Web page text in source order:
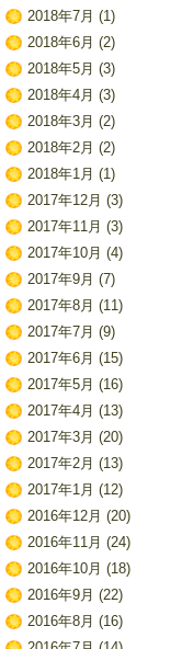
2018年7月 (1)
2018年6月 (2)
2018年5月 (3)
2018年4月 (3)
2018年3月 (2)
2018年2月 (2)
2018年1月 (1)
2017年12月 (3)
2017年11月 (3)
2017年10月 (4)
2017年9月 (7)
2017年8月 (11)
2017年7月 (9)
2017年6月 (15)
2017年5月 (16)
2017年4月 (13)
2017年3月 (20)
2017年2月 (13)
2017年1月 (12)
2016年12月 (20)
2016年11月 (24)
2016年10月 (18)
2016年9月 (22)
2016年8月 (16)